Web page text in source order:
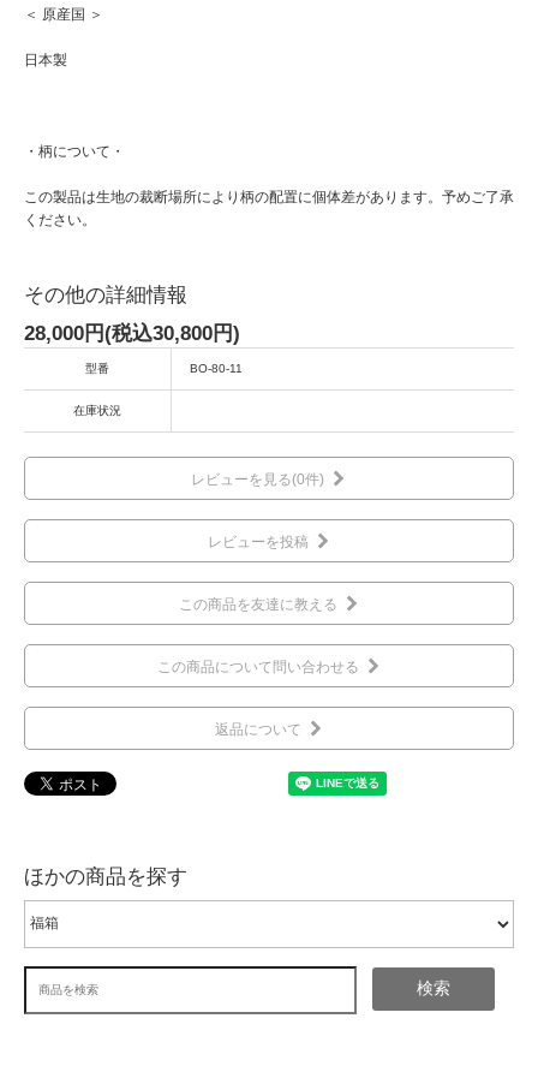
＜ 原産国 ＞
日本製
・柄について・
この製品は生地の裁断場所により柄の配置に個体差があります。予めご了承
ください。
その他の詳細情報
28,000円(税込30,800円)
型番 BO-80-11
在庫状況
レビューを見る(0件)
レビューを投稿
この商品を友達に教える
この商品について問い合わせる
返品について
ほかの商品を探す
検索